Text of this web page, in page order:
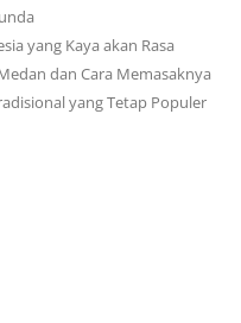
yang Kaya akan Rasa
dan Cara Memasaknya
yang Tetap Populer